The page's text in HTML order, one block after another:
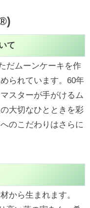
て
だムーンケーキを作
られています。60年
スターが手がけるム
大切なひとときを彩
のこだわりはさらに
から生まれます。